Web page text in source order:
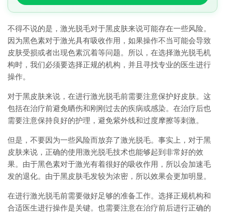
不得不说的是，激光脱毛对于黑皮肤来说可能存在一些风险。
因为黑色素对于激光具有吸收作用，如果操作不当可能会导致
皮肤受损或者出现色素沉着等问题。所以，在选择激光脱毛机
构时，我们必须要选择正规的机构，并且寻找专业的医生进行
操作。
对于黑皮肤来说，在进行激光脱毛前需要注意保护好皮肤。这
包括在治疗前避免晒伤和刚刚过去的疾病或感染。在治疗后也
需要注意保持良好的护理，避免紫外线和过度摩擦等刺激。
但是，不要因为一些风险而放弃了激光脱毛。事实上，对于黑
皮肤来说，正确的使用激光脱毛技术也能够起到非常好的效
果。由于黑色素对于激光有着很好的吸收作用，所以会加速毛
发的退化。由于黑皮肤毛发较为浓密，所以效果会更加明显。
在进行激光脱毛前需要做好足够的准备工作。选择正规机构和
合适医生进行操作是关键。也需要注意在治疗前后进行正确的